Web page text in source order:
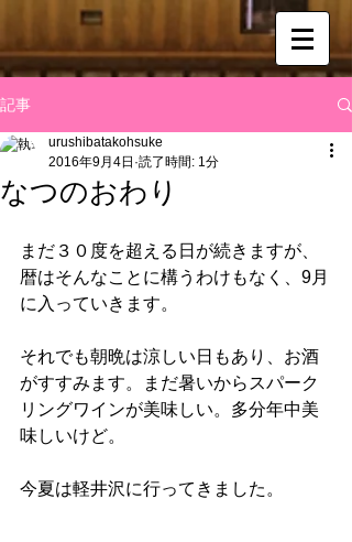
記事
なつのおわり
urushibatakohsuke
2016年9月4日 読了時間: 1分
まだ３０度を超える日が続きますが、
暦はそんなことに構うわけもなく、9月
に入っていきます。
それでも朝晩は涼しい日もあり、お酒
がすすみます。まだ暑いからスパーク
リングワインが美味しい。多分年中美
味しいけど。
今夏は軽井沢に行ってきました。